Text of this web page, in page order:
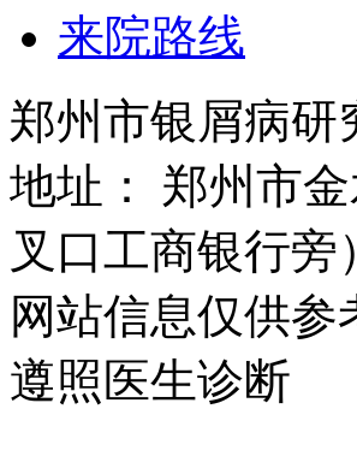
来院路线
郑州市银屑病研
地址： 郑州市
叉口工商银行旁
网站信息仅供
遵照医生诊断